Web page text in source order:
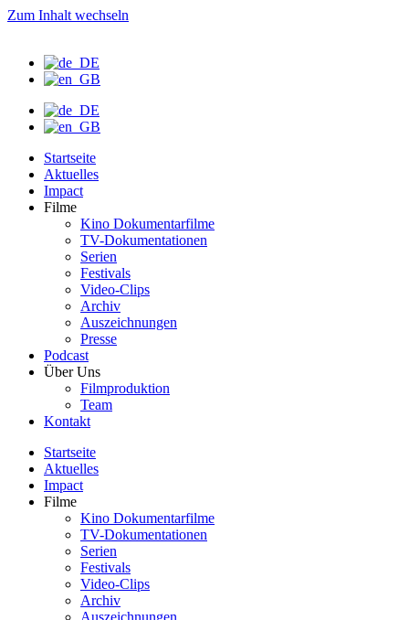
Zum Inhalt wechseln
Startseite
Aktuelles
Impact
Filme
Kino Dokumentarfilme
TV-Dokumentationen
Serien
Festivals
Video-Clips
Archiv
Auszeichnungen
Presse
Podcast
Über Uns
Filmproduktion
Team
Kontakt
Startseite
Aktuelles
Impact
Filme
Kino Dokumentarfilme
TV-Dokumentationen
Serien
Festivals
Video-Clips
Archiv
Auszeichnungen